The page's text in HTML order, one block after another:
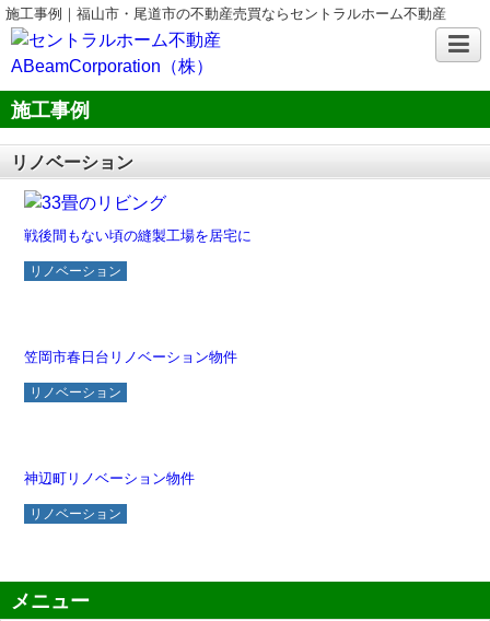
施工事例｜福山市・尾道市の不動産売買ならセントラルホーム不動産
施工事例
リノベーション
戦後間もない頃の縫製工場を居宅に
リノベーション
笠岡市春日台リノベーション物件
リノベーション
神辺町リノベーション物件
リノベーション
メニュー